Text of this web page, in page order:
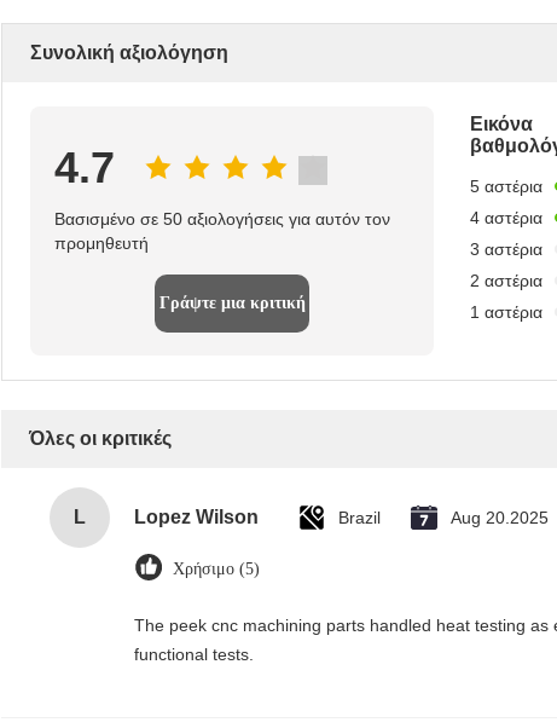
Συνολική αξιολόγηση
4.7
Βασισμένο σε 50 αξιολογήσεις για αυτόν τον
προμηθευτή
Γράψτε μια κριτική
Εικόνα
5 αστέρια
4 αστέρια
3 αστέρια
2 αστέρια
1 αστέρια
Όλες οι κριτικές
L Lopez Wilson Brazil Aug 20.2025
Χρήσιμο (5)
The peek cnc machining parts handled heat testing
functional tests.